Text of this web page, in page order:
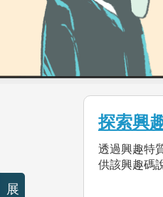
ColleGo! 大學選
探索興
透過興趣特
供該興趣碼
展